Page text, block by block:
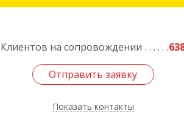
Клиентов на сопровождении
Отправить заявку
Показать контакты
Отправить заявку
Назад